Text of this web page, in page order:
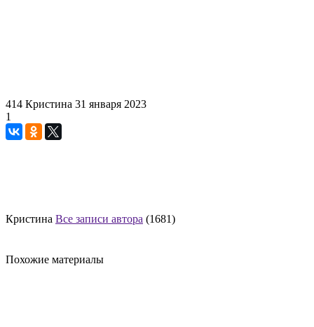
414 Кристина 31 января 2023
1
Кристина Все записи автора (1681)
Похожие материалы